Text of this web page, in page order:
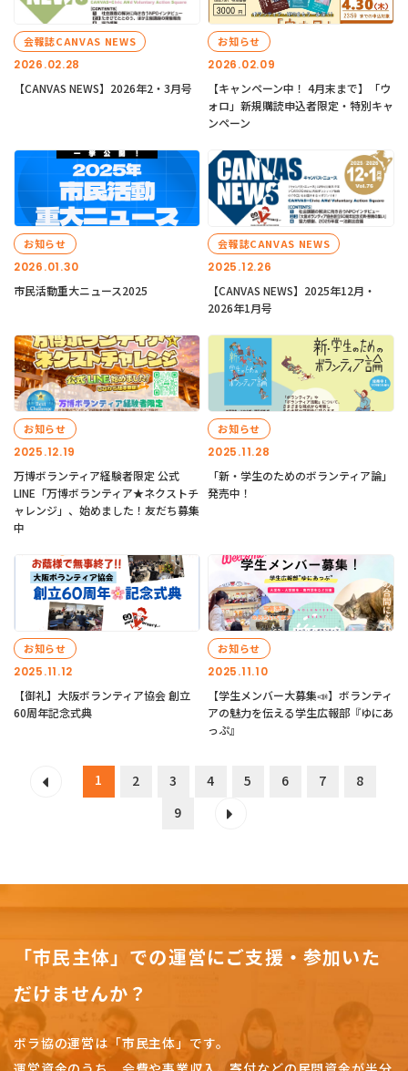
2026.02.28
会報誌CANVAS NEWS
【CANVAS NEWS】2026年2・3月号
2026.02.09
お知らせ
【キャンペーン中！ 4月末まで】「ウ
ォロ」新規購読申込者限定・特別キャ
ンペーン
2026.01.30
お知らせ
市民活動重大ニュース2025
2025.12.26
会報誌CANVAS NEWS
【CANVAS NEWS】2025年12月・
2026年1月号
2025.12.19
お知らせ
万博ボランティア経験者限定 公式
LINE「万博ボランティア★ネクストチ
ャレンジ」、始めました！友だち募集
中
2025.11.28
お知らせ
「新・学生のためのボランティア論」
発売中！
2025.11.12
お知らせ
【御礼】大阪ボランティア協会 創立
60周年記念式典
2025.11.10
お知らせ
【学生メンバー大募集📣】ボランティ
アの魅力を伝える学生広報部『ゆにあ
っぷ』
1 2 3 4 5 6 7
8
9
「市民主体」での運営にご支援・参加いた
だけませんか？
ボラ協の運営は「市民主体」です。